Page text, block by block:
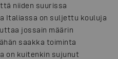
niiden suurissa
Italiassa on suljettu kouluja
jossain määrin
saakka toiminta
on kuitenkin sujunut